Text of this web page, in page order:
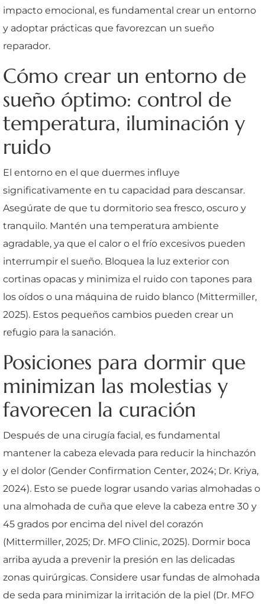
impacto emocional, es fundamental crear un entorno
y adoptar prácticas que favorezcan un sueño
reparador.
Cómo crear un entorno de
sueño óptimo: control de
temperatura, iluminación y
ruido
El entorno en el que duermes influye
significativamente en tu capacidad para descansar.
Asegúrate de que tu dormitorio sea fresco, oscuro y
tranquilo. Mantén una temperatura ambiente
agradable, ya que el calor o el frío excesivos pueden
interrumpir el sueño. Bloquea la luz exterior con
cortinas opacas y minimiza el ruido con tapones para
los oídos o una máquina de ruido blanco (Mittermiller,
2025). Estos pequeños cambios pueden crear un
refugio para la sanación.
Posiciones para dormir que
minimizan las molestias y
favorecen la curación
Después de una cirugía facial, es fundamental
mantener la cabeza elevada para reducir la hinchazón
y el dolor (Gender Confirmation Center, 2024; Dr. Kriya,
2024). Esto se puede lograr usando varias almohadas o
una almohada de cuña que eleve la cabeza entre 30 y
45 grados por encima del nivel del corazón
(Mittermiller, 2025; Dr. MFO Clinic, 2025). Dormir boca
arriba ayuda a prevenir la presión en las delicadas
zonas quirúrgicas. Considere usar fundas de almohada
de seda para minimizar la irritación de la piel (Dr. MFO